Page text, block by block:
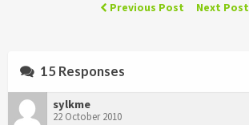
Previous Post Next Post
15 Responses
sylkme
22 October 2010